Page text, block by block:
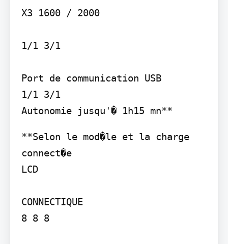
X3 1600 / 2000
1/1 3/1
Port de communication USB
1/1 3/1
Autonomie jusqu'� 1h15 mn**
**Selon le mod�le et la charge
connect�e
LCD
CONNECTIQUE
8 8 8